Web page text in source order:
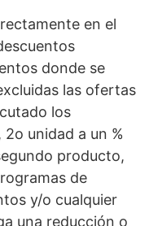
en el
donde se
las ofertas
los
unidad a un %
producto,
de
y/o cualquier
una reducción o